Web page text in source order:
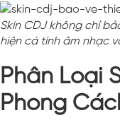
Skin CDJ không chỉ
hiện cá tính âm nhạc
Phân Loại
Phong